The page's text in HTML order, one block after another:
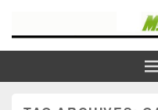
Τα καλύτερα Reviews ,